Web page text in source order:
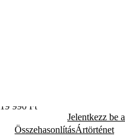
19 990 Ft
Jelentkezz be a
ÖsszehasonlításÁrtörténet